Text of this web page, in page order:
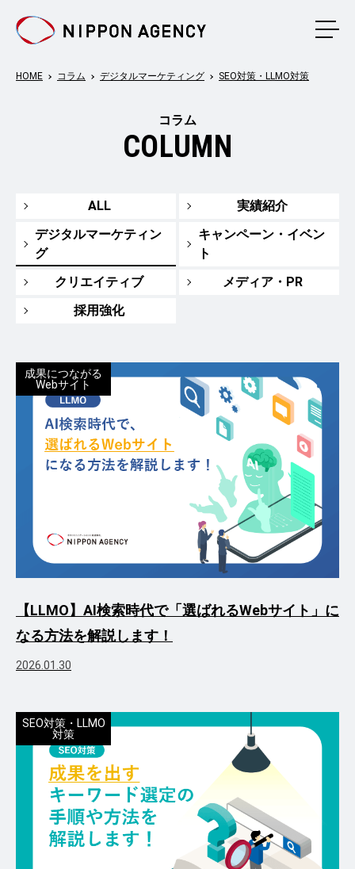
メニ
HOME コラム デジタルマーケティング SEO対策・LLMO対策
コラム
COLUMN
ALL
実績紹介
デジタルマーケティン
グ
キャンペーン・イベン
ト
クリエイティブ
メディア・PR
採用強化
成果につながる
Webサイト
【LLMO】AI検索時代で「選ばれるWebサイト」に
なる方法を解説します！
2026.01.30
SEO対策・LLMO
対策